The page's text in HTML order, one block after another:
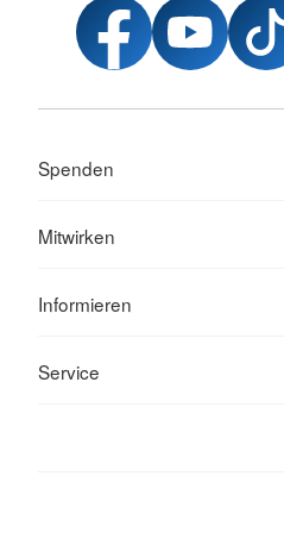
Spenden
Mitwirken
Informieren
Service